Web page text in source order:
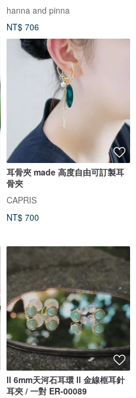
hanna and pinna
NT$ 706
耳骨夾 made 高度自由可訂製耳
骨夾
CAPRIS
NT$ 700
ll 6mm天河石耳環 ll 金線框耳針
耳夾 / 一對 ER-00089